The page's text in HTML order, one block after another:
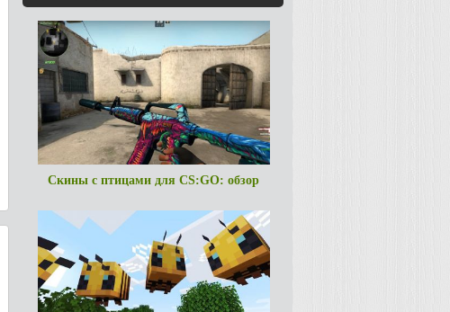
Скины с птицами для CS:GO: обзор